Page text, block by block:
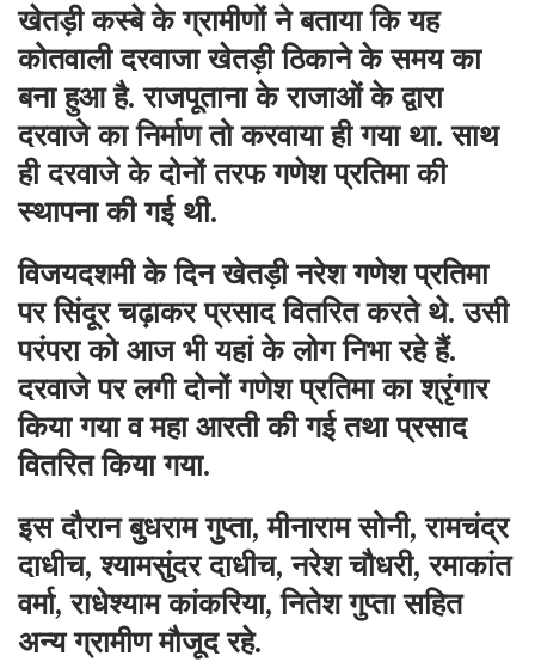
खेतड़ी कस्बे के ग्रामीणों ने बताया कि यह
कोतवाली दरवाजा खेतड़ी ठिकाने के समय का
बना हुआ है. राजपूताना के राजाओं के द्वारा
दरवाजे का निर्माण तो करवाया ही गया था. साथ
ही दरवाजे के दोनों तरफ गणेश प्रतिमा की
स्थापना की गई थी.
विजयदशमी के दिन खेतड़ी नरेश गणेश प्रतिमा
पर सिंदूर चढ़ाकर प्रसाद वितरित करते थे. उसी
परंपरा को आज भी यहां के लोग निभा रहे हैं.
दरवाजे पर लगी दोनों गणेश प्रतिमा का श्रृंगार
किया गया व महा आरती की गई तथा प्रसाद
वितरित किया गया.
इस दौरान बुधराम गुप्ता, मीनाराम सोनी, रामचंद्र
दाधीच, श्यामसुंदर दाधीच, नरेश चौधरी, रमाकांत
वर्मा, राधेश्याम कांकरिया, नितेश गुप्ता सहित
अन्य ग्रामीण मौजूद रहे.